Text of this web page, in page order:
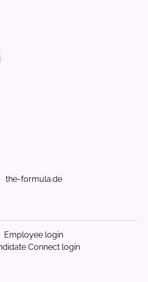
the-formula.de
Employee login
Connect login